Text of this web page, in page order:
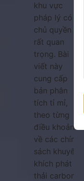
khu vực
pháp lý có
chủ quyền là
rất quan
trọng. Bài
viết này
cung cấp
bản phân
tích tỉ mỉ,
theo từng
điều khoản
về các chính
sách khuyến
khích phát
thải carbon